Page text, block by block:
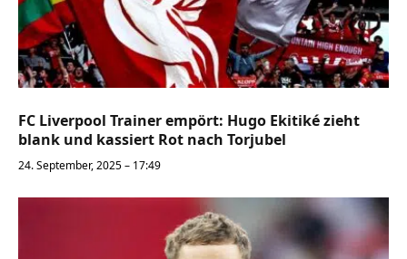
FC Liverpool Trainer empört: Hugo Ekitiké zieht
blank und kassiert Rot nach Torjubel
24. September, 2025 – 17:49